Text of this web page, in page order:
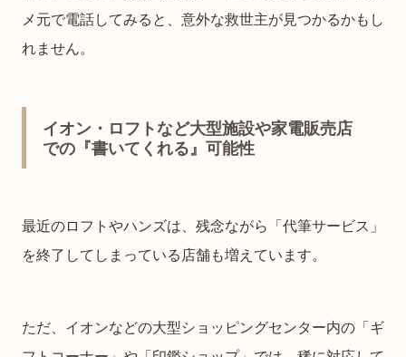
メ元で電話してみると、意外な救世主が見つかるかもし
れません。
イオン・ロフトなど大型施設や家電販売店
での『書いてくれる』可能性
最近のロフトやハンズは、残念ながら「代筆サービス」
を終了してしまっている店舗も増えています。
ただ、イオンなどの大型ショッピングセンター内の「ギ